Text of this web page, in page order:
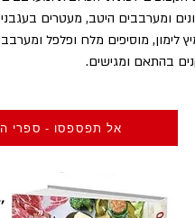
ומערבבים היטב, מעטרים
לימון, מוסיפים מלח ופלפל
בהתאם ומגישים.
אל תפספסו - ספרי